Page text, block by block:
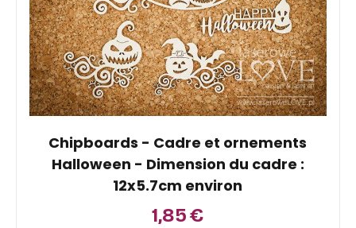
Chipboards - Cadre et ornements
Halloween - Dimension du cadre :
12x5.7cm environ
1,85€